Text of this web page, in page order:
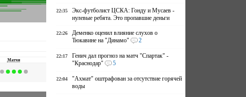
Матчи
22:35
Экс-футболист ЦСКА: Гонду и Мусаев -
нулевые ребята. Это пропавшие деньги
22:26
Деменко оценил влияние слухов о
Тюкавине на "Динамо"
2
22:17
Генич дал прогноз на матч "Спартак" -
"Краснодар"
5
22:04
"Ахмат" оштрафован за отсутствие горячей
воды